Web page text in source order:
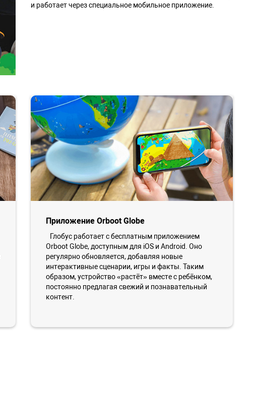
и работает через специальное мобильное приложение.
Приложение Orboot Globe
Глобус работает с бесплатным приложением
Orboot Globe, доступным для iOS и Android. Оно
регулярно обновляется, добавляя новые
интерактивные сценарии, игры и факты. Таким
образом, устройство «растёт» вместе с ребёнком,
постоянно предлагая свежий и познавательный
контент.